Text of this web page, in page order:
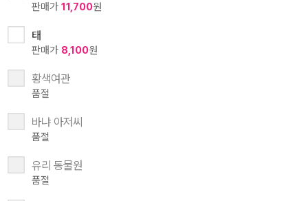
판매가 11,700원
태
판매가 8,100원
황색여관
품절
바냐 아저씨
품절
유리 동물원
품절